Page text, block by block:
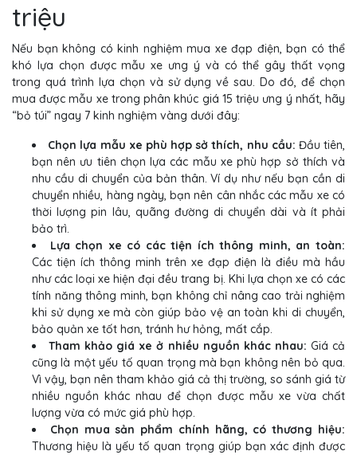
triệu
Nếu bạn không có kinh nghiệm mua xe đạp điện, bạn có thể
khó lựa chọn được mẫu xe ưng ý và có thể gây thất vọng
trong quá trình lựa chọn và sử dụng về sau. Do đó, để chọn
mua được mẫu xe trong phân khúc giá 15 triệu ưng ý nhất, hãy
“bỏ túi” ngay 7 kinh nghiệm vàng dưới đây:
Chọn lựa mẫu xe phù hợp sở thích, nhu cầu: Đầu tiên,
bạn nên ưu tiên chọn lựa các mẫu xe phù hợp sở thích và
nhu cầu di chuyển của bản thân. Ví dụ như nếu bạn cần di
chuyển nhiều, hàng ngày, bạn nên cân nhắc các mẫu xe có
thời lượng pin lâu, quãng đường di chuyển dài và ít phải
bảo trì.
Lựa chọn xe có các tiện ích thông minh, an toàn:
Các tiện ích thông minh trên xe đạp điện là điều mà hầu
như các loại xe hiện đại đều trang bị. Khi lựa chọn xe có các
tính năng thông minh, bạn không chỉ nâng cao trải nghiệm
khi sử dụng xe mà còn giúp bảo vệ an toàn khi di chuyển,
bảo quản xe tốt hơn, tránh hư hỏng, mất cắp.
Tham khảo giá xe ở nhiều nguồn khác nhau: Giá cả
cũng là một yếu tố quan trọng mà bạn không nên bỏ qua.
Vì vậy, bạn nên tham khảo giá cả thị trường, so sánh giá từ
nhiều nguồn khác nhau để chọn được mẫu xe vừa chất
lượng vừa có mức giá phù hợp.
Chọn mua sản phẩm chính hãng, có thương hiệu:
Thương hiệu là yếu tố quan trọng giúp bạn xác định được